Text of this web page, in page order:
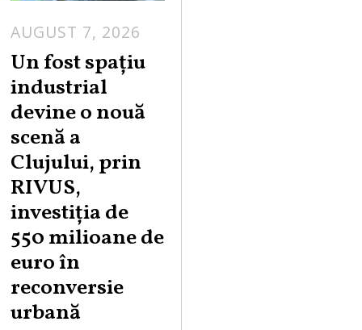
AUGUST 7, 2026
Un fost spațiu
industrial
devine o nouă
scenă a
Clujului, prin
RIVUS,
investiția de
550 milioane de
euro în
reconversie
urbană